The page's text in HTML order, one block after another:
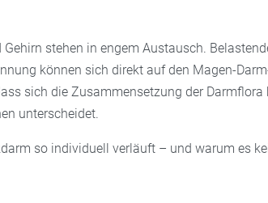
stehen in engem Austausch.
können sich direkt auf den Magen-
sich die Zusammensetzung der Darmflora
unterscheidet.
so individuell verläuft – und warum es